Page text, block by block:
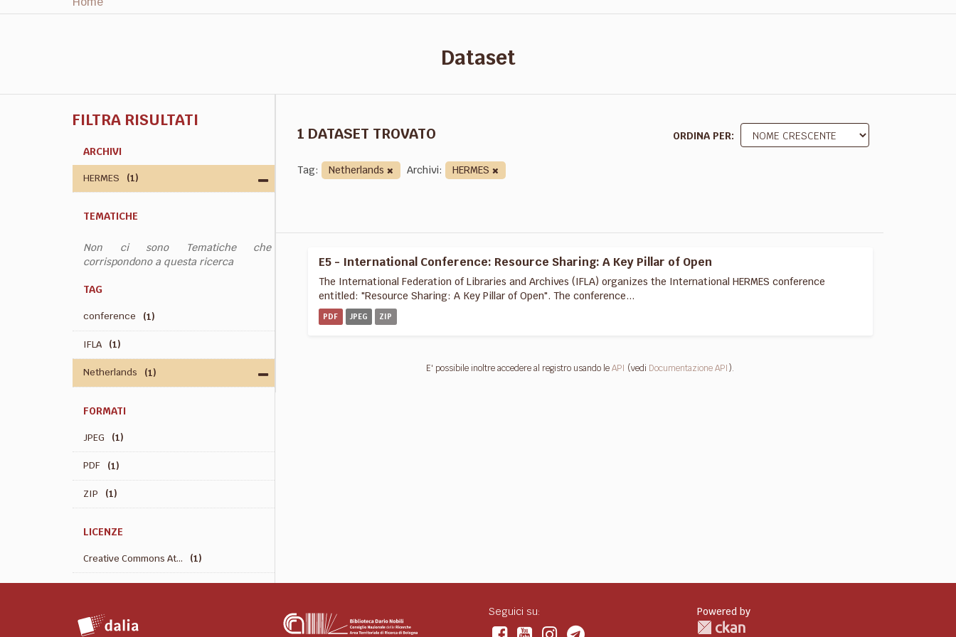
Dataset
FILTRA RISULTATI
ARCHIVI
HERMES (1)
TEMATICHE
Non ci sono Tematiche che
corrispondono a questa ricerca
TAG
conference (1)
IFLA (1)
Netherlands (1)
FORMATI
JPEG (1)
PDF (1)
ZIP (1)
LICENZE
Creative Commons At... (1)
ORDINA PER
1 DATASET TROVATO
Tag: Netherlands Archivi: HERMES
E5 - International Conference: Resource Sharing: A Key Pillar of Open
The International Federation of Libraries and Archives (IFLA) organizes the International HERMES conference
entitled: "Resource Sharing: A Key Pillar of Open". The conference...
PDF JPEG ZIP
E' possibile inoltre accedere al registro usando leAPI (vedi Documentazione API).
Seguici su: Powered by